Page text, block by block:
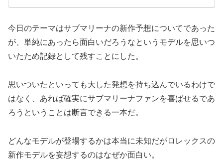
今日のテーマはサブマリーナの新作予想についてであった
が、単純にあったら面白いだろうなというモデルを思いつ
いたため記録として残すことにした。
思いついたといっても大した発想を持ち込んでいるわけで
はなく、あれば確実にサブマリーナファンを喜ばせるであ
ろうということは断言できる一本だ。
どんなモデルが登場するかは本当に未知だがロレックスの
新作モデルを妄想するのはなぜか面白い。